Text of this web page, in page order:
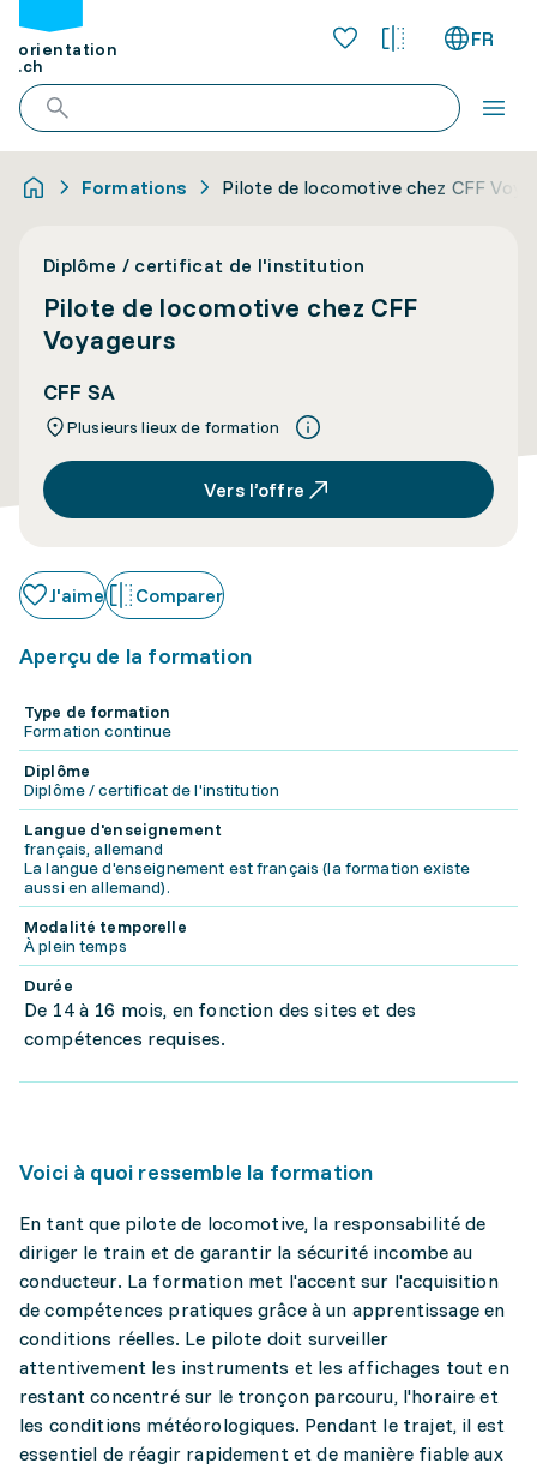
orientation
.ch
FR
Formations Pilote de locomotive chez CFF
Diplôme / certificat de l'institution
Pilote de locomotive chez CFF
Voyageurs
CFF SA
Plusieurs lieux de formation
Vers l’offre
J'aime Comparer
Aperçu de la formation
Type de formation
Formation continue
Diplôme
Diplôme / certificat de l'institution
Langue d'enseignement
français, allemand
La langue d'enseignement est français (la formation existe
aussi en allemand).
Modalité temporelle
À plein temps
Durée
De 14 à 16 mois, en fonction des sites et des
compétences requises.
Voici à quoi ressemble la formation
En tant que pilote de locomotive, la responsabilité de
diriger le train et de garantir la sécurité incombe au
conducteur. La formation met l'accent sur l'acquisition
de compétences pratiques grâce à un apprentissage en
conditions réelles. Le pilote doit surveiller
attentivement les instruments et les affichages tout en
restant concentré sur le tronçon parcouru, l'horaire et
les conditions météorologiques. Pendant le trajet, il est
essentiel de réagir rapidement et de manière fiable aux